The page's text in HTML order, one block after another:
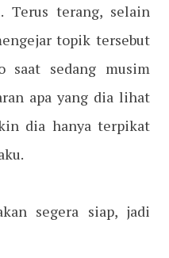
Terus terang, selain
topik tersebut
saat sedang musim
apa yang dia lihat
dia hanya terpikat
segera siap, jadi